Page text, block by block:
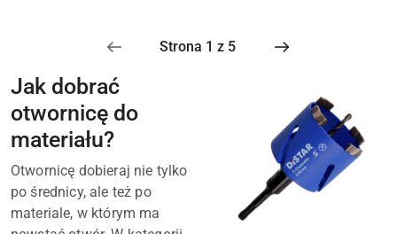
Jak dobrać
otwornicę do
materiału?
Otwornicę dobieraj nie tylko
po średnicy, ale też po
materiale, w którym ma